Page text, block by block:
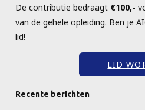
De contributie bedraagt €100,-
van de gehele opleiding. Ben je
lid!
LID
Recente berichten